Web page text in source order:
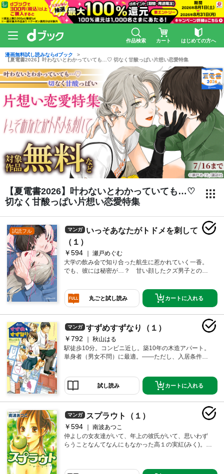
作品検索 カート はじめての方へ
漫画無料試し読みならdブック
【夏電書2026】叶わないとわかっていても…♡ 切なく甘酸っぱい片想い恋愛特集
【夏電書2026】叶わないとわかっていても…♡
切なく甘酸っぱい片想い恋愛特集
試読フル マンガ
いっそあなたがトドメを刺して
（１）
￥594
瀬戸めぐむ
大学の飲み会で知り合った航生に惹かれていく一香。
でも、彼には秘密が…？ 甘い顔したクズ男子との難
丸ごと試し読み カートに入れる
マンガ すずめすずなり（１）
￥792
秋山はる
駅徒歩10分。コンビニ近し。築10年の木造アパート。
単身者（男女不問）に最適。――ただし、入居条件が
郎と十人十色の住人たちが織り成す１K賃貸グラフィテ
ィ。性格は皆それぞれ、中年男から女子中学生まで世
試し読み カートに入れる
マンガ スプラウト（１）
￥594
南波あつこ
仲よしの女友達がいて、年上の彼氏がいて、思いわず
らうことなんてなんにもなかった高１の実紅(みく)。だ
ーリー。